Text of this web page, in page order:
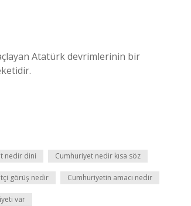
Atatürk devrimlerinin bir
nedir dini Cumhuriyet nedir kısa söz
görüş nedir Cumhuriyetin amacı nedir
var